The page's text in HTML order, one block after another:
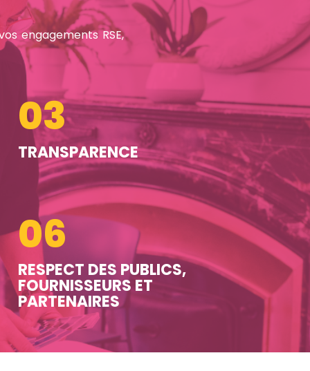
engagements RSE,
03
TRANSPARENCE
06
RESPECT DES PUBLICS,
FOURNISSEURS ET
PARTENAIRES